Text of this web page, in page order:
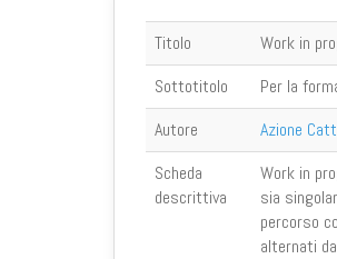
Titolo
Work in
Sottotitolo
Per la
Autore
Azione
Scheda
descrittiva
Work in
sia
percorso
alternati